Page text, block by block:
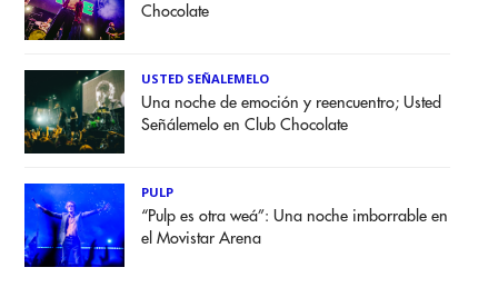
Chocolate
USTED SEÑALEMELO
Una noche de emoción y reencuentro; Usted
Señálemelo en Club Chocolate
PULP
“Pulp es otra weá”: Una noche imborrable en
el Movistar Arena